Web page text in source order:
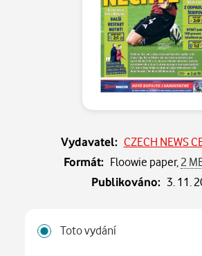
Vydavatel: CZECH NEWS
Formát: Floowie paper, 2
Publikováno: 3. 11.
Toto vydání